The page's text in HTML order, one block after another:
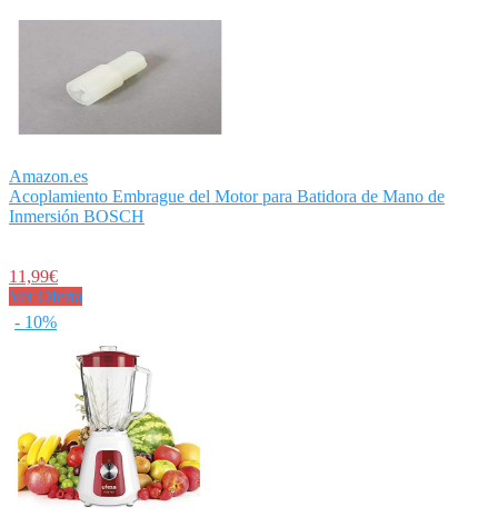
Amazon.es
Acoplamiento Embrague del Motor para Batidora de Mano de
Inmersión BOSCH
11,99€
Ver Oferta
- 10%